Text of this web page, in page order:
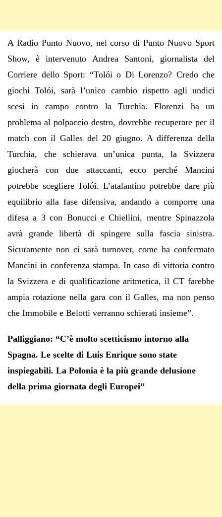
A Radio Punto Nuovo, nel corso di Punto Nuovo Sport
Show, è intervenuto Andrea Santoni, giornalista del
Corriere dello Sport: “Tolói o Di Lorenzo? Credo che
giochi Tolói, sarà l’unico cambio rispetto agli undici
scesi in campo contro la Turchia. Florenzi ha un
problema al polpaccio destro, dovrebbe recuperare per il
match con il Galles del 20 giugno. A differenza della
Turchia, che schierava un’unica punta, la Svizzera
giocherà con due attaccanti, ecco perché Mancini
potrebbe scegliere Tolói. L’atalantino potrebbe dare più
equilibrio alla fase difensiva, andando a comporre una
difesa a 3 con Bonucci e Chiellini, mentre Spinazzola
avrà grande libertà di spingere sulla fascia sinistra.
Sicuramente non ci sarà turnover, come ha confermato
Mancini in conferenza stampa. In caso di vittoria contro
la Svizzera e di qualificazione aritmetica, il CT farebbe
ampia rotazione nella gara con il Galles, ma non penso
che Immobile e Belotti verranno schierati insieme”.
Palliggiano: “C’è molto scetticismo intorno alla
Spagna. Le scelte di Luis Enrique sono state
inspiegabili. La Polonia è la più grande delusione
della prima giornata degli Europei”